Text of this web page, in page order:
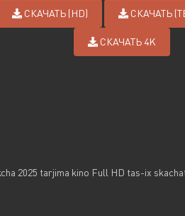
СКАЧАТЬ (HD) СКАЧАТЬ
СКАЧАТЬ 4K
2025 tarjima kino Full HD tas-ix